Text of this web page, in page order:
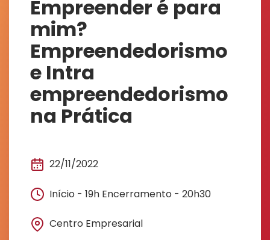
Empreender é para
mim?
Empreendedorismo
e Intra
empreendedorismo
na Prática
22/11/2022
Início - 19h Encerramento - 20h30
Centro Empresarial